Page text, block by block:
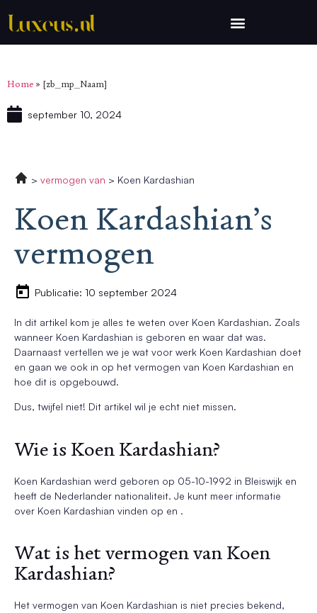
Home » [zb_mp_Naam]
september 10, 2024
vermogen van Koen Kardashian
Koen Kardashian’s
vermogen
Publicatie: 10 september 2024
In dit artikel kom je alles te weten over Koen Kardashian. Zoals
wanneer Koen Kardashian is geboren en waar dat was.
Daarnaast vertellen we je wat voor werk Koen Kardashian doet
en gaan we ook in op het vermogen van Koen Kardashian en
hoe dit is opgebouwd.
Dus, twijfel niet! Dit artikel wil je echt niet missen.
Wie is Koen Kardashian?
Koen Kardashian werd geboren op 05-10-1992 in Bleiswijk en
heeft de Nederlander nationaliteit. Je kunt meer informatie
over Koen Kardashian vinden op en .
Wat is het vermogen van Koen
Kardashian?
Het vermogen van Koen Kardashian is niet precies bekend,